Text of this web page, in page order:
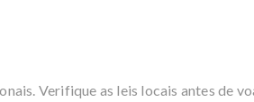
Verifique as leis locais antes de